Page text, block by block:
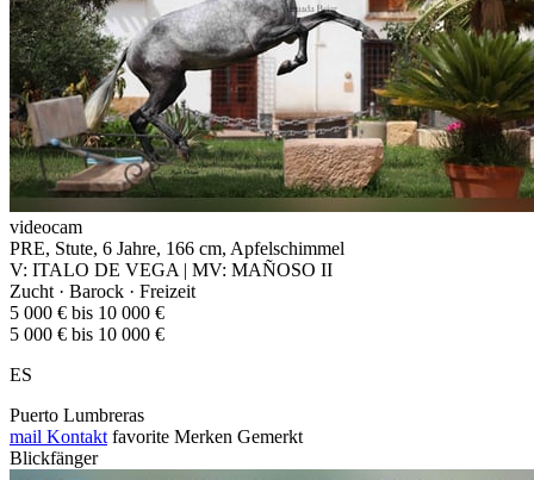
videocam
PRE, Stute, 6 Jahre, 166 cm, Apfelschimmel
V: ITALO DE VEGA | MV: MAÑOSO II
Zucht · Barock · Freizeit
5 000 € bis 10 000 €
5 000 € bis 10 000 €
ES
Puerto Lumbreras
mail Kontakt favorite Merken Gemerkt
Blickfänger